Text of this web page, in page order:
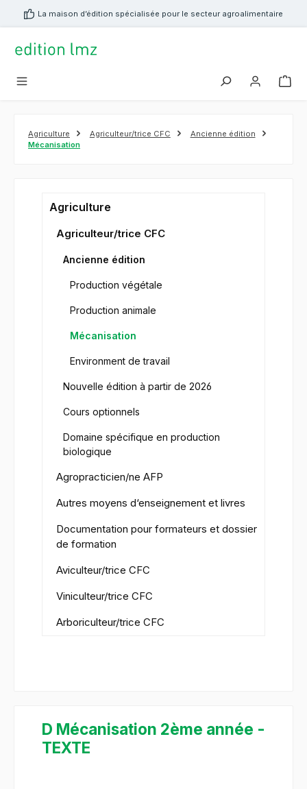
principal
La maison d’édition spécialisée pour le secteur agroalimentaire
Agriculture Agriculteur/trice CFC
Ancienne édition
Mécanisation
Agriculture
Agriculteur/trice CFC
Ancienne édition
Production végétale
Production animale
Mécanisation
Environment de travail
Nouvelle édition à partir de 2026
Cours optionnels
Domaine spécifique en production
biologique
Agropracticien/ne AFP
Autres moyens d‘enseignement et livres
Documentation pour formateurs et dossier
de formation
Aviculteur/trice CFC
Viniculteur/trice CFC
Arboriculteur/trice CFC
D Mécanisation 2ème année -
TEXTE